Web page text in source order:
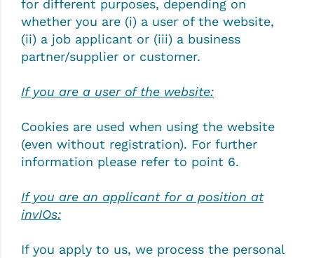
for different purposes, depending on
whether you are (i) a user of the website,
(ii) a job applicant or (iii) a business
partner/supplier or customer.
If you are a user of the website:
Cookies are used when using the website
(even without registration). For further
information please refer to point 6.
If you are an applicant for a position at
invIOs:
If you apply to us, we process the personal